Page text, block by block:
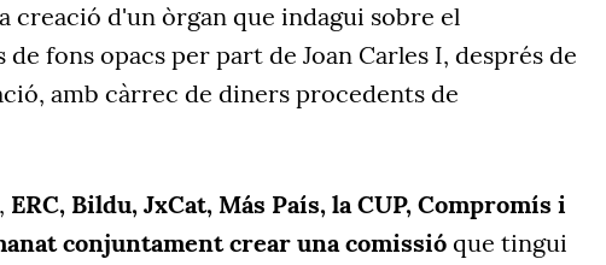
creació d'un òrgan que indagui sobre el
fons opacs per part de Joan Carles I, després de
amb càrrec de diners procedents de
ERC, Bildu, JxCat, Más País, la CUP, Compromís i
conjuntament crear una comissió que tingui